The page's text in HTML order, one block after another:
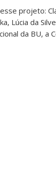
projeto:
Lúcia da
da BU, a